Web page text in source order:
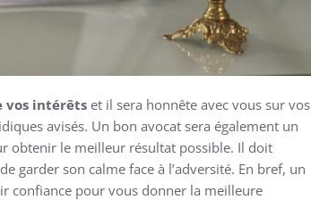
vos intérêts et il sera honnête avec vous sur vos
avisés. Un bon avocat sera également un
obtenir le meilleur résultat possible. Il doit
garder son calme face à l’adversité. En bref, un
confiance pour vous donner la meilleure